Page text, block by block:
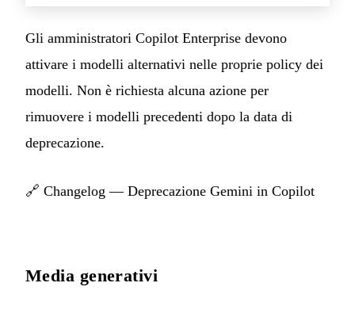
Gli amministratori Copilot Enterprise devono
attivare i modelli alternativi nelle proprie policy dei
modelli. Non è richiesta alcuna azione per
rimuovere i modelli precedenti dopo la data di
deprecazione.
🔗 Changelog — Deprecazione Gemini in Copilot
Media generativi